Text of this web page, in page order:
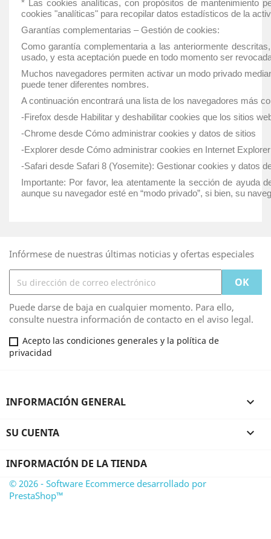
* Las cookies analíticas, con propósitos de mantenimiento
cookies "analíticas" para recopilar datos estadísticos de la
Garantías complementarias – Gestión de cookies:
Como garantía complementaria a las anteriormente
usado, y esta aceptación puede en todo momento ser
Muchos navegadores permiten activar un modo privado
puede tener diferentes nombres.
A continuación encontrará una lista de los navegadores más
-Firefox desde Habilitar y deshabilitar cookies que los sitios
-Chrome desde Cómo administrar cookies y datos de sitios
-Explorer desde Cómo administrar cookies en Internet Explorer
-Safari desde Safari 8 (Yosemite): Gestionar cookies y datos
Importante: Por favor, lea atentamente la sección de ayuda
aunque su navegador esté en “modo privado”, si bien, su
Infórmese de nuestras últimas noticias y ofertas especiales
Puede darse de baja en cualquier momento. Para ello,
consulte nuestra información de contacto en el aviso legal.
Acepto las condiciones generales y la política de
privacidad
INFORMACIÓN GENERAL 
SU CUENTA 
INFORMACIÓN DE LA TIENDA
© 2026 - Software Ecommerce desarrollado por
PrestaShop™